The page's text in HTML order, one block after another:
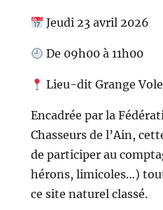
Jeudi 23 avril 2026
De 09h00 à 11h00
Lieu-dit Grange
Encadrée par la
Chasseurs de l’Ain,
de participer au
hérons, limicoles…)
ce site naturel classé.